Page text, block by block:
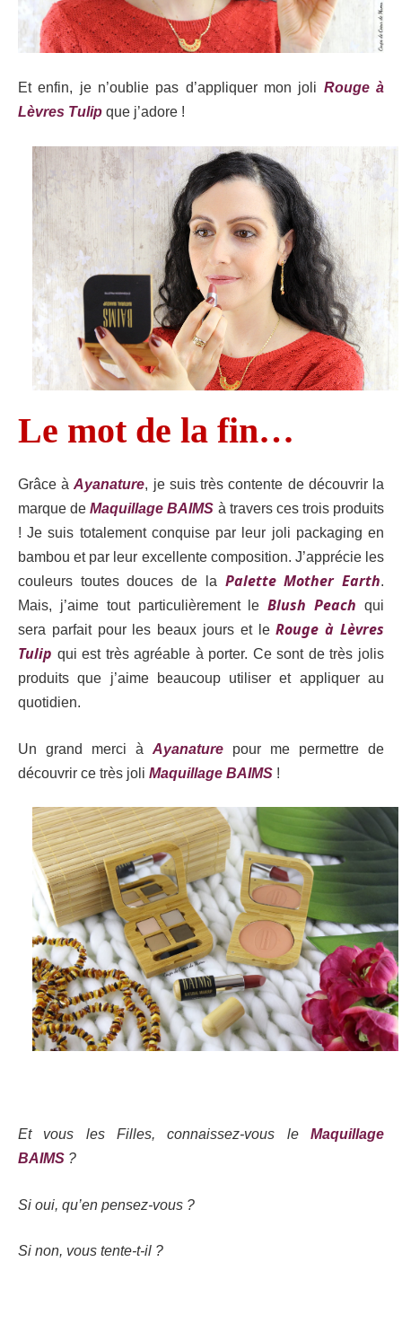
Et enfin, je n’oublie pas d’appliquer mon joli Rouge à
Lèvres Tulip que j’adore !
Le mot de la fin…
Grâce àAyanature, je suis très contente de découvrir la
marque deMaquillage BAIMS à travers ces trois produits
! Je suis totalement conquise par leur joli packaging en
bambou et par leur excellente composition. J’apprécie les
couleurs toutes douces de la Palette Mother Earth.
Mais, j’aime tout particulièrement leBlush Peachqui
sera parfait pour les beaux jours et leRouge à Lèvres
Tulip qui est très agréable à porter. Ce sont de très jolis
produits que j’aime beaucoup utiliser et appliquer au
quotidien.
Un grand merci à Ayanature pour me permettre de
découvrir ce très joli Maquillage BAIMS !
Et vous les Filles, connaissez-vous le Maquillage
BAIMS ?
Si oui, qu’en pensez-vous ?
Si non, vous tente-t-il ?